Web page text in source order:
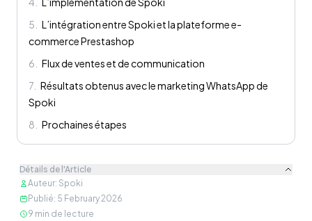
5
L’intégration entre Spoki et la plateforme e-
commerce Prestashop
6
Flux de ventes et de communication
7 Résultats obtenus avec le marketing WhatsApp de
Spoki
8
Prochaines étapes
Détails de l'Article
Auteur: Spoki
Publié: 5 February 2026
9 min de lecture